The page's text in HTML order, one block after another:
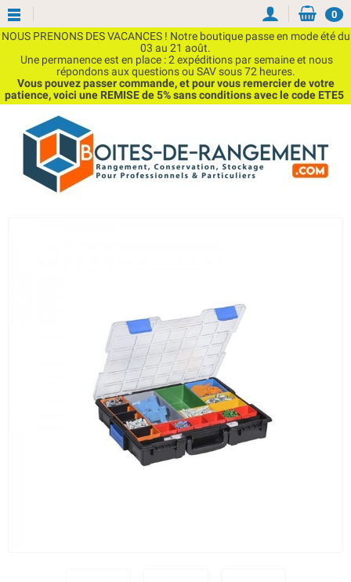
NOUS PRENONS DES VACANCES ! Notre boutique passe en mode été du
03 au 21 août.
Une permanence est en place : 2 expéditions par semaine et nous
répondons aux questions ou SAV sous 72 heures.
Vous pouvez passer commande, et pour vous remercier de votre
patience, voici une REMISE de 5% sans conditions avec le code ETE5
0